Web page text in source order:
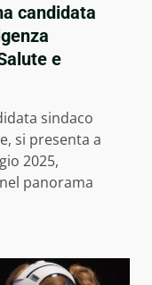
candidata
e
sindaco
si presenta a
2025,
panorama